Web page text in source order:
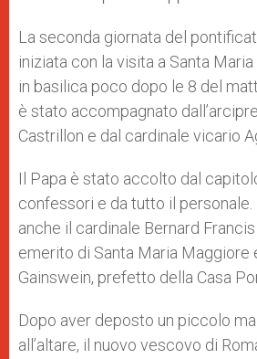
La seconda giornata del
iniziata con la visita a Santa
in basilica poco dopo le 8 del
è stato accompagnato
Castrillon e dal cardinale vicario
Il Papa è stato accolto dal
confessori e da tutto il
anche il cardinale Bernard
emerito di Santa Maria Maggiore
Gainswein, prefetto della Casa
Dopo aver deposto un piccolo
all’altare, il nuovo vescovo di